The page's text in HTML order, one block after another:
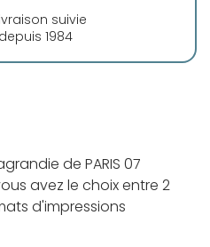
suivie
1984
de PARIS 07
avez le choix entre 2
d'impressions